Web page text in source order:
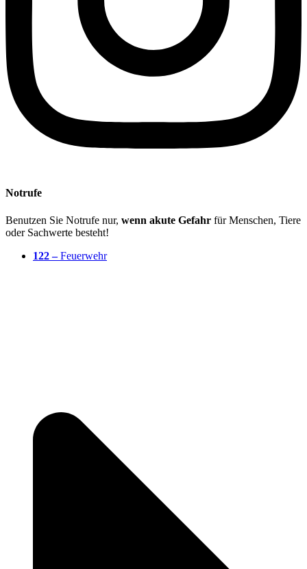
Notrufe
Benutzen Sie Notrufe nur, wenn akute Gefahr für Menschen, Tiere
oder Sachwerte besteht!
122 –Feuerwehr